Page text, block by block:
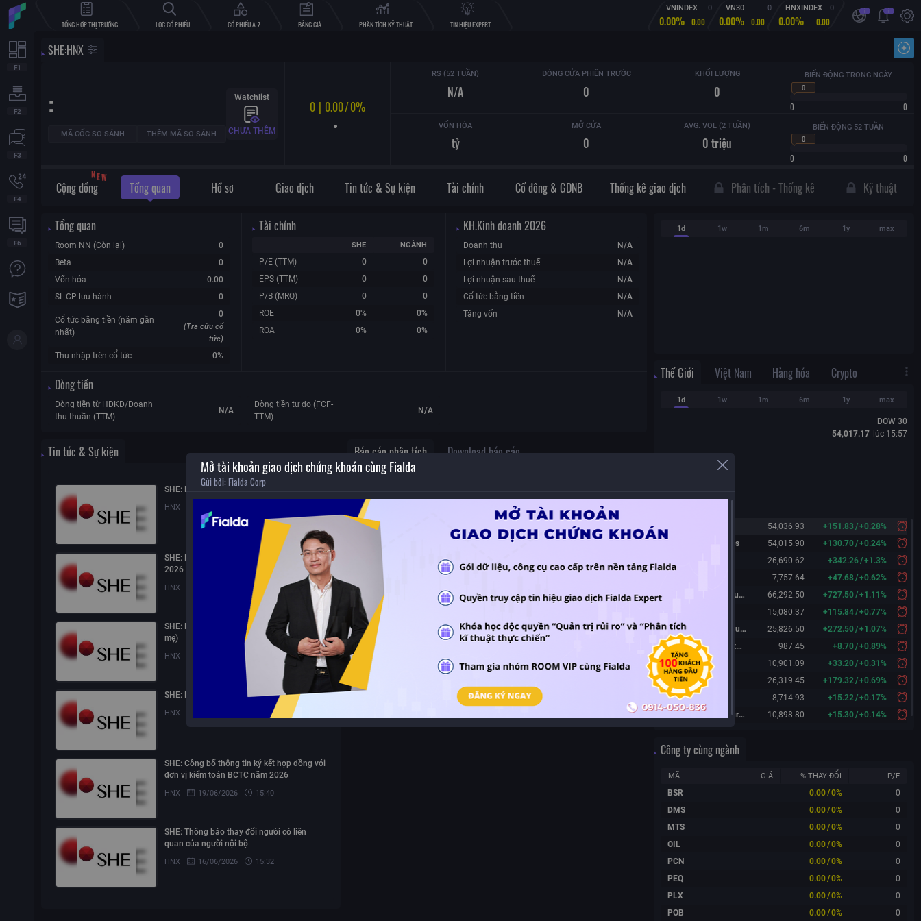
TỔNG HỢP THỊ TRƯỜNG LỌC CỔ PHIẾU CỔ PHIẾU A-Z BẢNG GIÁ PHÂN TÍCH KỸ THUẬT TÍN HIỆU EXPERT
VNINDEX 0
0.00% 0.00
VN30 0
0.00% 0.00
HNXINDEX 0
0.00% 0.00
i i
SHE:HNX
:
MÃ GỐC SO SÁNH THÊM MÃ SO SÁNH
Watchlist
CHƯA THÊM
0 | 0.00/0%
RS (52 TUẦN)
N/A
ĐÓNG CỬA PHIÊN TRƯỚC
0
KHỐI LƯỢNG
0
BIẾN ĐỘNG TRONG NGÀY
0
0 0
VỐN HÓA
tỷ
MỞ CỬA
0
AVG. VOL (2 TUẦN)
0 triệu
BIẾN ĐỘNG 52 TUẦN
0
0
0
NEW
Cộng đồng Tổng quan Hồ sơ Giao dịch Tin tức & Sự kiện Tài chính Cổ đông & GDNB Thống kê giao dịch Phân tích - Thống kê Kỹ thuật
Tổng quan
Room NN (Còn lại)
0
Beta
0
Vốn hóa
0.00
SL CP lưu hành
0
Cổ tức bằng tiền (năm gần
nhất)
0
(Tra cứu cổ
tức)
Thu nhập trên cổ tức 0%
Tài chính
SHE NGÀNH
P/E (TTM) 0
0
EPS (TTM)
0
0
P/B (MRQ)
0
0
ROE
0%
0%
ROA
0% 0%
KH.Kinh doanh2026
Doanh thu
N/A
Lợi nhuận trước thuế
N/A
Lợi nhuận sau thuế
N/A
Cổ tức bằng tiền
N/A
Tăng vốn
N/A
Dòng tiền
Dòng tiền từ HDKD/Doanh
thu thuần (TTM)
N/A
Dòng tiền tự do (FCF-
TTM)
N/A
Tin tức & Sự kiện
SHE: Báo cáo tài chính quý 2/2026
HNX
SHE: Báo cáo quản trị công ty bán niên
2026
HNX 11:35
SHE: Báo cáo tài chính quý 2/2026 (công ty
mẹ)
HNX
SHE: Nghị quyết Hội đồng quản trị
HNX 15:49
SHE: Công bố thông tin ký kết hợp đồng với
đơn vị kiểm toán BCTC năm 2026
HNX 19/06/2026 15:40
SHE: Thông báo thay đổi người có liên
quan của người nội bộ
HNX 16/06/2026 15:32
Báo cáo phân tích Download báo cáo
1d 1w 1m 6m 1y max
Thế Giới Việt Nam Hàng hóa Crypto
1d 1w 1m 6m 1y max
DOW 30
54,017.17 lúc 15:57
54,036.93 +151.83 /+0.28%
Dow 30 Futures
54,015.90 +130.70/+0.24%
26,690.62 +342.26/+1.3%
7,757.64 +47.68/+0.62%
Nikkei 225 Futures
66,292.50 +727.50/+1.11%
15,080.37 +115.84/+0.77%
Hang Seng Futures
25,826.50 +272.50/+1.07%
KOSPI 200 Futures
987.45 +8.70/+0.89%
FTSE 100
10,901.09 +33.20/+0.31%
DAX
26,319.45 +179.32/+0.69%
CAC 40
8,714.93 +15.22/+0.17%
FTSE 100 Futures
10,898.80 +15.30/+0.14%
Công ty cùng ngành
MÃ GIÁ % THAY ĐỔI P/E
BSR 0.00/0%
0
DMS
0.00/0%
0
MTS
0.00/0%
0
OIL
0.00/0%
0
PCN
0.00/0%
0
PEQ
0.00/0%
0
PLX
0.00/0%
0
POB
0.00/0% 0
Mở tài khoản giao dịch chứng khoán cùng Fialda
Gửi bởi: Fialda Corp